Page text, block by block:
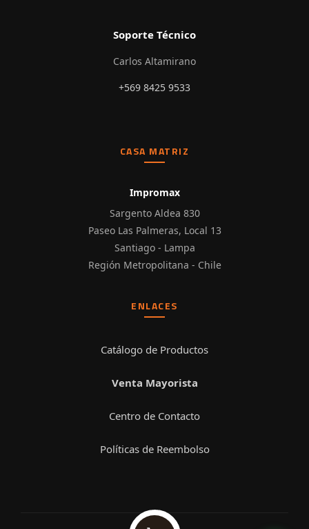
Soporte Técnico
Carlos Altamirano
+569 8425 9533
CASA MATRIZ
Impromax
Sargento Aldea 830
Paseo Las Palmeras, Local 13
Santiago - Lampa
Región Metropolitana - Chile
ENLACES
Catálogo de Productos
Venta Mayorista
Centro de Contacto
Políticas de Reembolso